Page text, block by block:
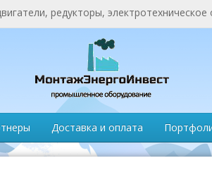
редукторы, электротехническое
Доставка и оплата